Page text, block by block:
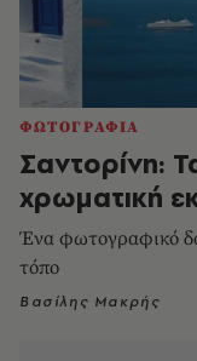
ΦΩΤΟΓΡΑΦΙΑ
Σαντορίνη:
χρωματική
Ένα φωτογραφικό
τόπο
Βασίλης Μακρής